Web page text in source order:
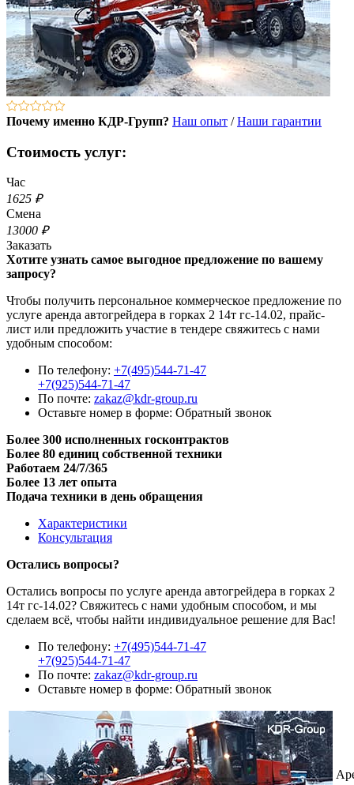
Почему именно КДР-Групп? Наш опыт /Наши гарантии
Стоимость услуг:
Час
1625 ₽
Смена
13000 ₽
Заказать
Хотите узнать самое выгодное предложение по вашему
запросу?
Чтобы получить персональное коммерческое предложение по
услуге аренда автогрейдера в горках 2 14т гс-14.02, прайс-
лист или предложить участие в тендере свяжитесь с нами
удобным способом:
По телефону: +7(495)544-71-47
+7(925)544-71-47
По почте: zakaz@kdr-group.ru
Оставьте номер в форме: Обратный звонок
Более 300 исполненных госконтрактов
Более 80 единиц собственной техники
Работаем 24/7/365
Более 13 лет опыта
Подача техники в день обращения
Характеристики
Консультация
Остались вопросы?
Остались вопросы по услуге аренда автогрейдера в горках 2
14т гс-14.02? Свяжитесь с нами удобным способом, и мы
сделаем всё, чтобы найти индивидуальное решение для Вас!
По телефону: +7(495)544-71-47
+7(925)544-71-47
По почте: zakaz@kdr-group.ru
Оставьте номер в форме: Обратный звонок